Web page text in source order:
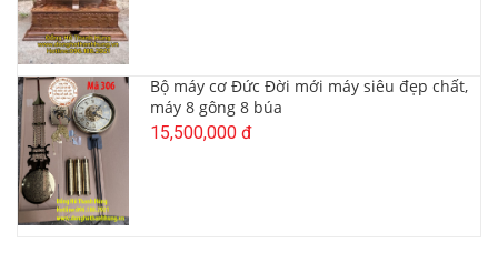
Bộ máy cơ Đức Đời mới máy siêu đẹp chất,
máy 8 gông 8 búa
15,500,000 đ